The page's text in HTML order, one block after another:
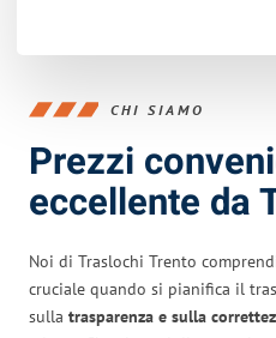
CHI SIAMO
Prezzi
eccellente da
Noi di Traslochi Trento
cruciale quando si pianifica il
sulla trasparenza e sulla